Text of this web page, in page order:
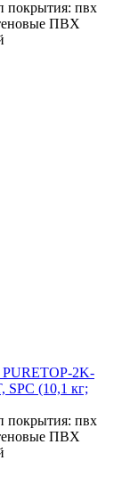
покрытия: пвх
ПВХ
2K-
(10,1 кг;
покрытия: пвх
ПВХ